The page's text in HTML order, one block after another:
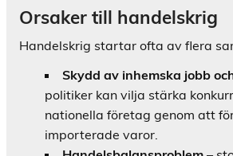
Orsaker till handelskrig
Handelskrig startar ofta av flera
Skydd av inhemska jobb
politiker kan vilja stärka
nationella företag genom att
importerade varor.